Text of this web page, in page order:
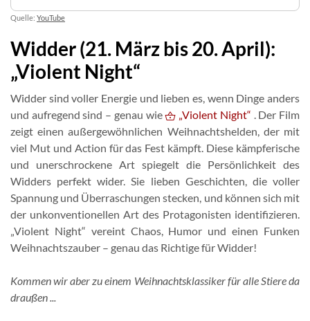
Quelle: YouTube
Widder (21. März bis 20. April):
„Violent Night“
Widder sind voller Energie und lieben es, wenn Dinge anders
und aufregend sind – genau wie
„Violent Night“ . Der Film
zeigt einen außergewöhnlichen Weihnachtshelden, der mit
viel Mut und Action für das Fest kämpft. Diese kämpferische
und unerschrockene Art spiegelt die Persönlichkeit des
Widders perfekt wider. Sie lieben Geschichten, die voller
Spannung und Überraschungen stecken, und können sich mit
der unkonventionellen Art des Protagonisten identifizieren.
„Violent Night“ vereint Chaos, Humor und einen Funken
Weihnachtszauber – genau das Richtige für Widder!
Kommen wir aber zu einem Weihnachtsklassiker für alle Stiere da
draußen ...